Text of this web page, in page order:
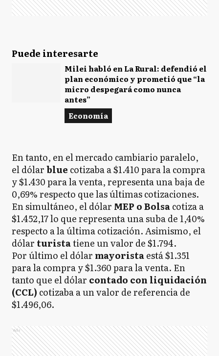
Puede interesarte
Milei habló en La Rural: defendió el
plan económico y prometió que “la
micro despegará como nunca
antes”
Economía
En tanto, en el mercado cambiario paralelo,
el dólarblue cotizaba a $1.410 para la compra
y $1.430 para la venta, representa una baja de
0,69% respecto que las últimas cotizaciones.
En simultáneo, el dólar MEP o Bolsacotiza a
$1.452,17 lo que representa una suba de 1,40%
respecto a la última cotización. Asimismo, el
dólar turistatiene un valor de $1.794.
Por último el dólar mayoristaestá $1.351
para la compra y $1.360 para la venta. En
tanto que el dólar contado con liquidación
(CCL) cotizaba a un valor de referencia de
$1.496,06.
Ads